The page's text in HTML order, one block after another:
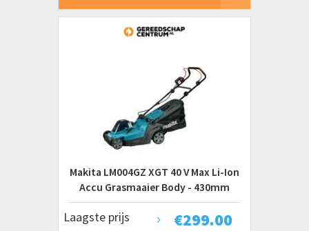
Makita LM004GZ XGT 40 V Max Li-Ion
Accu Grasmaaier Body - 430mm
€299.00
Laagste prijs